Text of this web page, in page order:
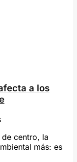
a los
centro, la
más: es